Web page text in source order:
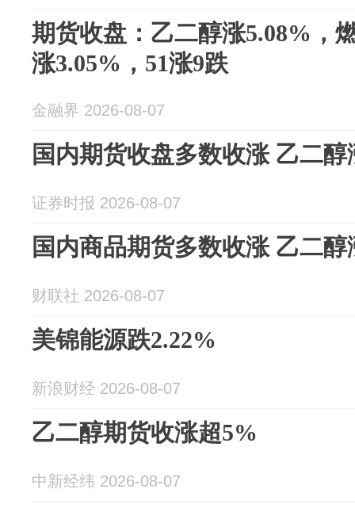
期货收盘：乙二醇涨5.08%，
涨3.05%，51涨9跌
金融界 2026-08-07
国内期货收盘多数收涨 乙二
证券时报 2026-08-07
国内商品期货多数收涨 乙二
财联社 2026-08-07
美锦能源跌2.22%
新浪财经 2026-08-07
乙二醇期货收涨超5%
中新经纬 2026-08-07